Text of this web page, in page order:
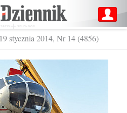
stycznia 2014, Nr 14 (4856)